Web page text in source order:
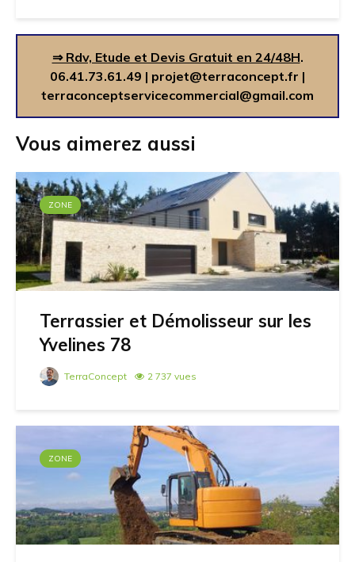
⇒ Rdv, Etude et Devis Gratuit en 24/48H.
06.41.73.61.49 | projet@terraconcept.fr |
terraconceptservicecommercial@gmail.com
Vous aimerez aussi
ZONE
Terrassier et Démolisseur sur les
Yvelines 78
TerraConcept 2 737 vues
ZONE